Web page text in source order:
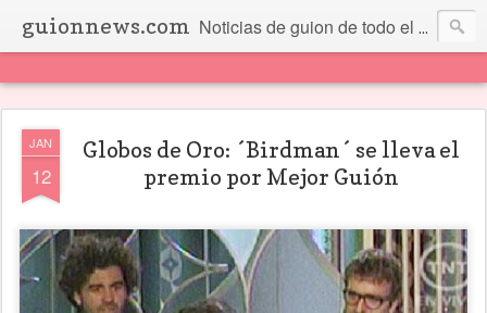
guionnews.com Noticias de guion de todo el mundo... Y más.
JAN
12
Globos de Oro: ´Birdman´ se lleva el
premio por Mejor Guión